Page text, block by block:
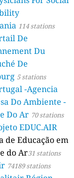
114 stations
De
Du
De
5 stations
-Agencia
Do Ambiente -
Do Ar 70 stations
EDUC.AIR
de Educação em
do Ar31 stations
74189 stations